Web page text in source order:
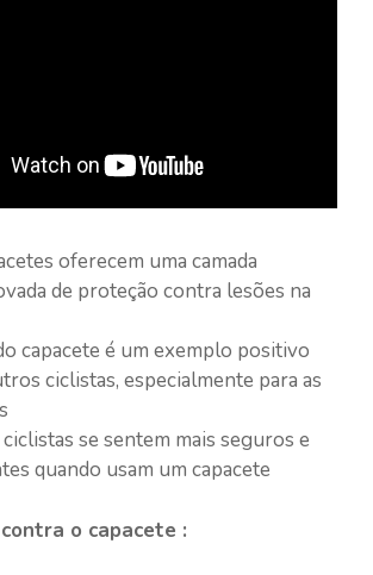
oferecem uma camada
de proteção contra lesões na
capacete é um exemplo positivo
ciclistas, especialmente para as
se sentem mais seguros e
quando usam um capacete
o capacete :